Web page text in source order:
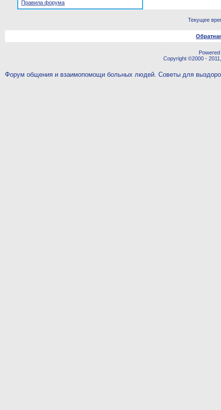
Правила форума
Текущее
Copyright ©2000 -
Форум общения и взаимопомощи больных людей. Советы для